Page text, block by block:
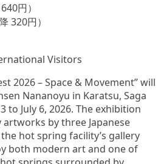
円）
320円）
Visitors
2026 – Space & Movement” will
Nananoyu in Karatsu, Saga
to July 6, 2026. The exhibition
by three Japanese
hot spring facility’s gallery
both modern art and one of